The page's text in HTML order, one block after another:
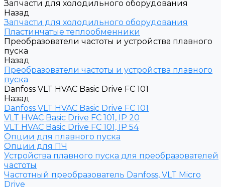
Запчасти для холодильного оборудования
Назад
Запчасти для холодильного оборудования
Пластинчатые теплообменники
Преобразователи частоты и устройства плавного
пуска
Назад
Преобразователи частоты и устройства плавного
пуска
Danfoss VLT HVAC Basic Drive FC 101
Назад
Danfoss VLT HVAC Basic Drive FC 101
VLT HVAC Basic Drive FC 101, IP 20
VLT HVAC Basic Drive FC 101, IP 54
Опции для плавного пуска
Опции для ПЧ
Устройства плавного пуска для преобразователей
частоты
Частотный преобразователь Danfoss, VLT Micro
Drive